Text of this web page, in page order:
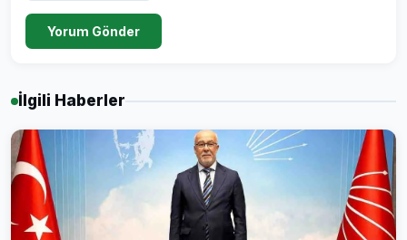
Yorum Gönder
İlgili Haberler